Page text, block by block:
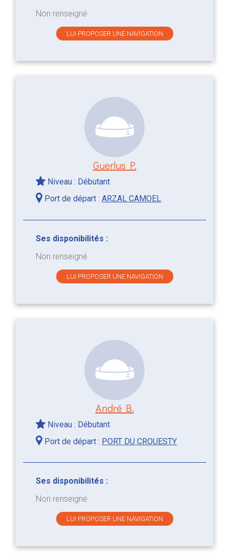
Non renseigné
LUI PROPOSER UNE NAVIGATION
Guerlus P.
Niveau : Débutant
Port de départ :ARZAL CAMOEL
Ses disponibilités :
Non renseigné
LUI PROPOSER UNE NAVIGATION
André B.
Niveau : Débutant
Port de départ : PORT DU CROUESTY
Ses disponibilités :
Non renseigné
LUI PROPOSER UNE NAVIGATION